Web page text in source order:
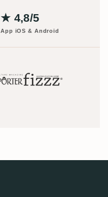
★ 4,8/5
App iOS & Android